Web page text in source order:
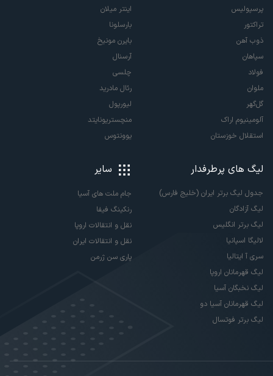
پرسپولیس
تراکتور
ذوب آهن
سپاهان
فولاد
ملوان
گل‌گهر
آلومینیوم اراک
استقلال خوزستان
اینتر میلان
بارسلونا
بایرن مونیخ
آرسنال
چلسی
رئال مادرید
لیورپول
منچستریونایتد
یوونتوس
لیگ های پرطرفدار
جدول لیگ برتر ایران (خلیج فارس)
لیگ آزادگان
لیگ برتر انگلیس
لالیگا اسپانیا
سری آ ایتالیا
لیگ قهرمانان اروپا
لیگ نخبگان آسیا
لیگ قهرمانان آسیا دو
لیگ برتر فوتسال
سایر
جام ملت های آسیا
رنکینگ فیفا
نقل و انتقالات اروپا
نقل و انتقالات ایران
پاری سن ژرمن